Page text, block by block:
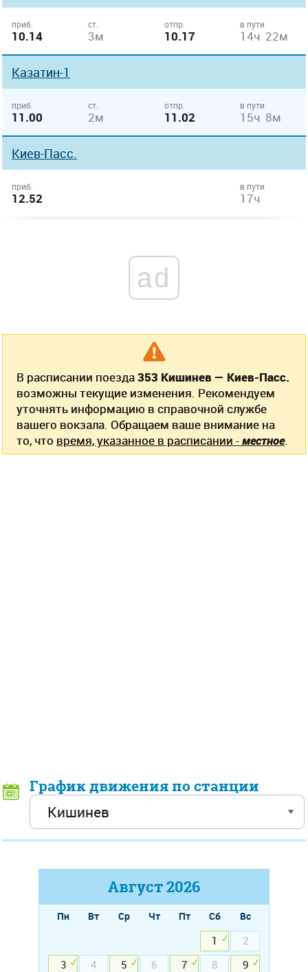
приб.
10.14
ст.
3м
отпр.
10.17
в пути
14ч 22м
Казатин-1
приб.
11.00
ст.
2м
отпр.
11.02
в пути
15ч 8м
Киев-Пасс.
приб.
12.52
в пути
17ч
ad
В расписании поезда353 Кишинев — Киев-Пасс.
возможны текущие изменения. Рекомендуем
уточнять информацию в справочной службе
вашего вокзала. Обращаем ваше внимание на
то, что время, указанное в расписании -местное.
График движения по станции
Август2026
Пн Вт Ср Чт Пт Сб
Вс
1
2
3
4 5 6 7 8
9